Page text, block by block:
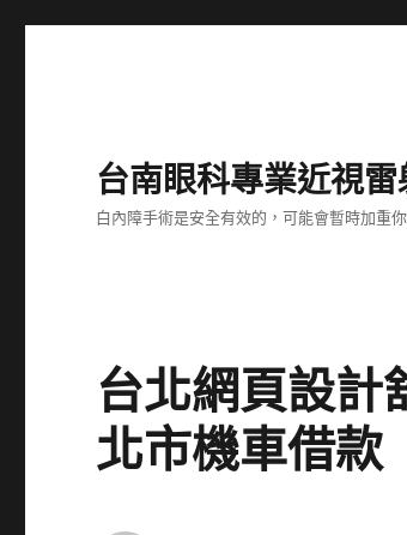
台南眼科專業近視雷
白內障手術是安全有效的，可能會暫時加重
台北網頁設
北市機車借款